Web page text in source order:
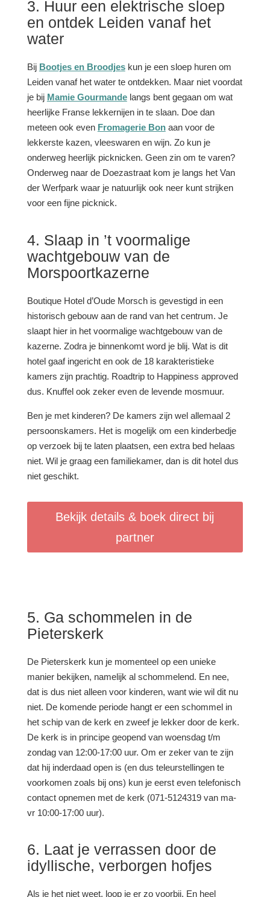
3. Huur een elektrische sloep
en ontdek Leiden vanaf het
water
Bij Bootjes en Broodjeskun je een sloep huren om
Leiden vanaf het water te ontdekken. Maar niet voordat
je bij Mamie Gourmandelangs bent gegaan om wat
heerlijke Franse lekkernijen in te slaan. Doe dan
meteen ook even Fromagerie Bonaan voor de
lekkerste kazen, vleeswaren en wijn. Zo kun je
onderweg heerlijk picknicken. Geen zin om te varen?
Onderweg naar de Doezastraat kom je langs het Van
der Werfpark waar je natuurlijk ook neer kunt strijken
voor een fijne picknick.
4. Slaap in ’t voormalige
wachtgebouw van de
Morspoortkazerne
Boutique Hotel d’Oude Morsch is gevestigd in een
historisch gebouw aan de rand van het centrum. Je
slaapt hier in het voormalige wachtgebouw van de
kazerne. Zodra je binnenkomt word je blij. Wat is dit
hotel gaaf ingericht en ook de 18 karakteristieke
kamers zijn prachtig. Roadtrip to Happiness approved
dus. Knuffel ook zeker even de levende mosmuur.
Ben je met kinderen? De kamers zijn wel allemaal 2
persoonskamers. Het is mogelijk om een kinderbedje
op verzoek bij te laten plaatsen, een extra bed helaas
niet. Wil je graag een familiekamer, dan is dit hotel dus
niet geschikt.
Bekijk details & boek direct bij
partner
5. Ga schommelen in de
Pieterskerk
De Pieterskerk kun je momenteel op een unieke
manier bekijken, namelijk al schommelend. En nee,
dat is dus niet alleen voor kinderen, want wie wil dit nu
niet. De komende periode hangt er een schommel in
het schip van de kerk en zweef je lekker door de kerk.
De kerk is in principe geopend van woensdag t/m
zondag van 12:00-17:00 uur. Om er zeker van te zijn
dat hij inderdaad open is (en dus teleurstellingen te
voorkomen zoals bij ons) kun je eerst even telefonisch
contact opnemen met de kerk (071-5124319 van ma-
vr 10:00-17:00 uur).
6. Laat je verrassen door de
idyllische, verborgen hofjes
Als je het niet weet, loop je er zo voorbij. En heel